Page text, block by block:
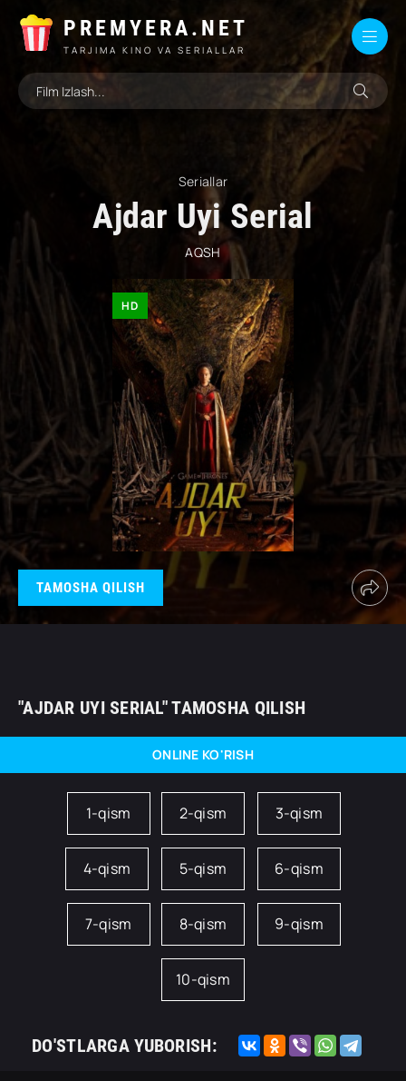
PREMYERA.NET
TARJIMA KINO VA SERIALLAR
Seriallar
Ajdar Uyi Serial
AQSH
HD
TAMOSHA QILISH
"AJDAR UYI SERIAL" TAMOSHA QILISH
ONLINE KO'RISH
1-qism 2-qism 3-qism
4-qism 5-qism 6-qism
7-qism 8-qism 9-qism
10-qism
DO'STLARGA YUBORISH: